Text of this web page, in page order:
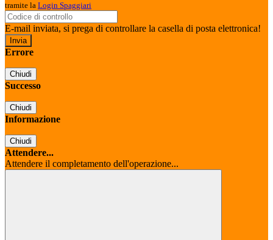
tramite la Login Spaggiari
E-mail inviata, si prega di controllare la casella di posta elettronica!
Errore
Chiudi
Successo
Chiudi
Informazione
Chiudi
Attendere...
Attendere il completamento dell'operazione...